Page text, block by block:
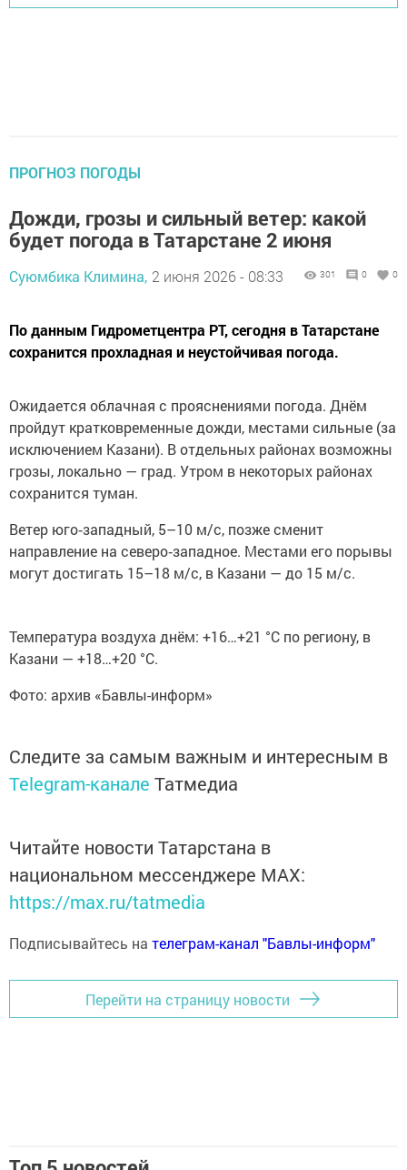
ПРОГНОЗ ПОГОДЫ
Дожди, грозы и сильный ветер: какой
будет погода в Татарстане 2 июня
Суюмбика Климина, 2 июня 2026 - 08:33 301 0 0
По данным Гидрометцентра РТ, сегодня в Татарстане
сохранится прохладная и неустойчивая погода.
Ожидается облачная с прояснениями погода. Днём
пройдут кратковременные дожди, местами сильные (за
исключением Казани). В отдельных районах возможны
грозы, локально — град. Утром в некоторых районах
сохранится туман.
Ветер юго‑западный, 5–10 м/с, позже сменит
направление на северо‑западное. Местами его порывы
могут достигать 15–18 м/с, в Казани — до 15 м/с.
Температура воздуха днём: +16…+21 °C по региону, в
Казани — +18…+20 °C.
Фото: архив «Бавлы-информ»
Следите за самым важным и интересным в
Telegram-канале Татмедиа
Читайте новости Татарстана в
национальном мессенджере MАХ:
https://max.ru/tatmedia
Подписывайтесь на телеграм-канал "Бавлы-информ"
Перейти на страницу новости